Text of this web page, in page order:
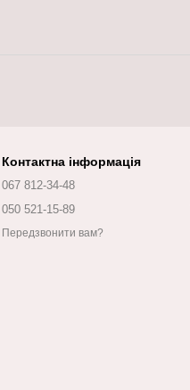
Контактна інформація
067 812-34-48
050 521-15-89
Передзвонити вам?